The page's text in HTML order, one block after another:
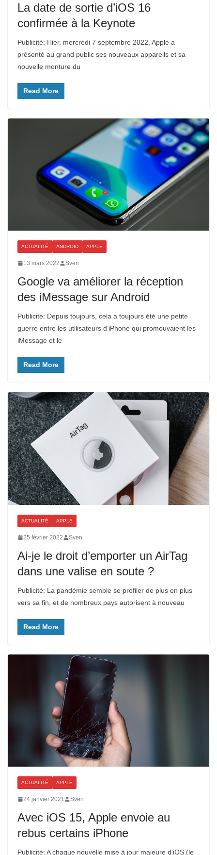
La date de sortie d’iOS 16
confirmée à la Keynote
Publicité: Hier, mercredi 7 septembre 2022, Apple a
présenté au grand public ses nouveaux appareils et sa
nouvelle monture du
Read More
ACTUALITÉ ANDROID APPLE
13 mars 2022 Sven
Google va améliorer la réception
des iMessage sur Android
Publicité: Depuis toujours, cela a toujours été une petite
guerre entre les utilisateurs d’iPhone qui promouvaient les
iMessage et le
Read More
ACTUALITÉ APPLE
25 février 2022 Sven
Ai-je le droit d’emporter un AirTag
dans une valise en soute ?
Publicité: La pandémie semble se profiler de plus en plus
vers sa fin, et de nombreux pays autorisent à nouveau
Read More
ACTUALITÉ APPLE
24 janvier 2021 Sven
Avec iOS 15, Apple envoie au
rebus certains iPhone
Publicité: A chaque nouvelle mise à jour majeure d’iOS (le